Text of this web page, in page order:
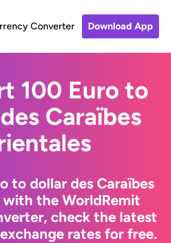
Converter Download App
100 Euro to
Caraïbes
to dollar des Caraïbes
the WorldRemit
check the latest
rates for free.